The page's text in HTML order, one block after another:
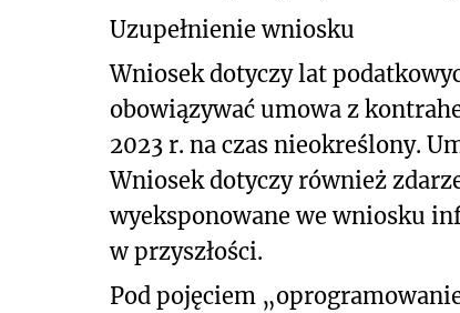
Uzupełnienie wniosku
Wniosek dotyczy lat
obowiązywać umowa z
2023 r. na czas nieokreślony.
Wniosek dotyczy również
wyeksponowane we wniosku
w przyszłości.
Pod pojęciem